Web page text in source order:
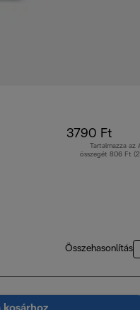
3790 Ft
Tartalmazza az
összegét 806 Ft
Összehasonlítás